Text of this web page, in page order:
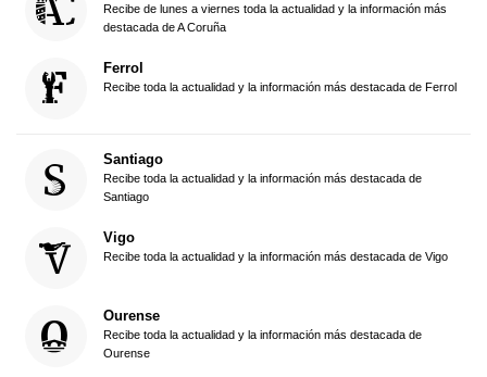
Recibe de lunes a viernes toda la actualidad y la información más
destacada de A Coruña
Ferrol
Recibe toda la actualidad y la información más destacada de Ferrol
Santiago
Recibe toda la actualidad y la información más destacada de
Santiago
Vigo
Recibe toda la actualidad y la información más destacada de Vigo
Ourense
Recibe toda la actualidad y la información más destacada de
Ourense